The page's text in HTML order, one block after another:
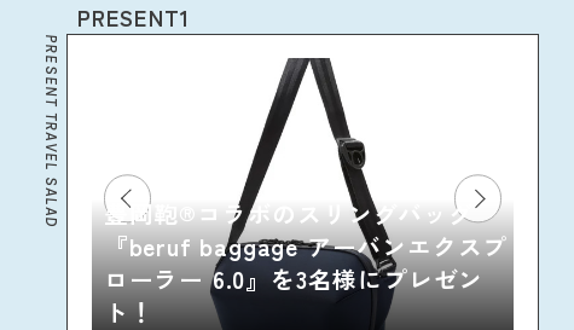
PRESENT TRAVEL SALAD
PRESENT1
豊岡鞄®コラボのスリングバッグ
『beruf baggage アーバンエクスプ
ローラー 6.0』を3名様にプレゼン
ト！